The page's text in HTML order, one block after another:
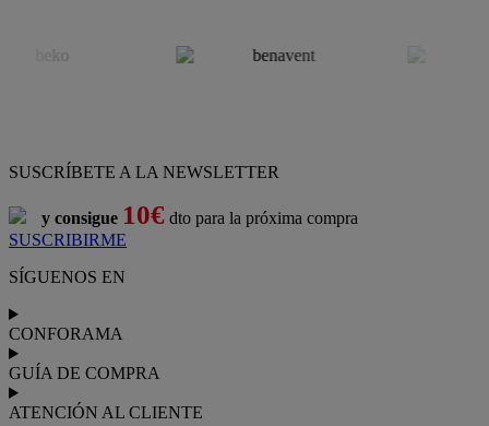
SUSCRÍBETE A LA NEWSLETTER
y consigue 10€ dto para la próxima compra
SUSCRIBIRME
SÍGUENOS EN
CONFORAMA
GUÍA DE COMPRA
ATENCIÓN AL CLIENTE